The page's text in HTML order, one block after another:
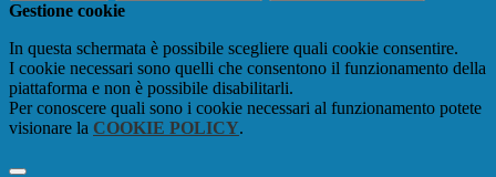
Gestione cookie
In questa schermata è possibile scegliere quali cookie consentire.
I cookie necessari sono quelli che consentono il funzionamento della
piattaforma e non è possibile disabilitarli.
Per conoscere quali sono i cookie necessari al funzionamento potete
visionare la COOKIE POLICY.